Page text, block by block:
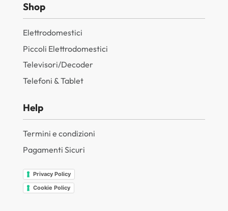
Shop
Elettrodomestici
Piccoli Elettrodomestici
Televisori/Decoder
Telefoni & Tablet
Help
Termini e condizioni
Pagamenti Sicuri
Privacy Policy
Cookie Policy